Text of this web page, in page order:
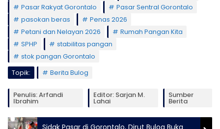
Pasar Rakyat Gorontalo
Pasar Sentral Gorontalo
pasokan beras
Penas 2026
Petani dan Nelayan 2026
Rumah Pangan Kita
SPHP
stabilitas pangan
stok pangan Gorontalo
Topik:
Berita Bulog
Penulis: Arfandi
Ibrahim
Editor: Sarjan M.
Lahai
Sumber
Berita
Sidak Pasar di Gorontalo, Dirut Bulog Buka